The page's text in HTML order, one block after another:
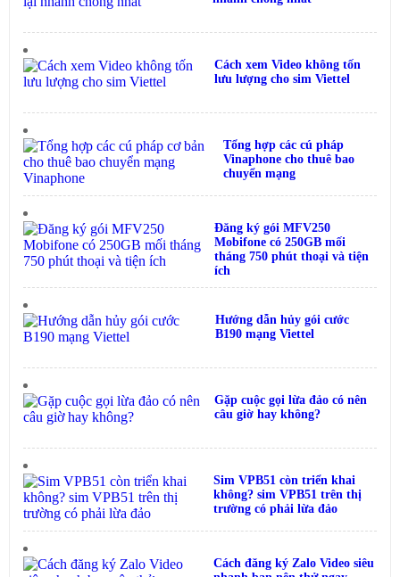
Cách xem Video không tốn
lưu lượng cho sim Viettel
Tổng hợp các cú pháp
Vinaphone cho thuê bao
chuyển mạng
Đăng ký gói MFV250
Mobifone có 250GB mối
tháng 750 phút thoại và tiện
ích
Hướng dẫn hủy gói cước
B190 mạng Viettel
Gặp cuộc gọi lừa đảo có nên
câu giờ hay không?
Sim VPB51 còn triển khai
không? sim VPB51 trên thị
trường có phải lừa đảo
Cách đăng ký Zalo Video siêu